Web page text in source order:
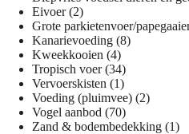
Eivoer 22
producten
Grote parkietenvoer/
Kanarievoeding 88
Kweekkooien 44
producten
Tropisch voer 3434
producten
Vervoerskisten 11
product
Voeding (pluimvee) 22
Vogel aanbod 7070
producten
Zand & bodembedekking 11